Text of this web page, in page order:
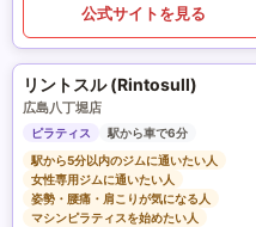
公式サイトを見る
リントスル (Rintosull)
広島八丁堀店
ピラティス
駅から車で6分
駅から5分以内のジムに通いたい人
女性専用ジムに通いたい人
姿勢・腰痛・肩こりが気になる人
マシンピラティスを始めたい人